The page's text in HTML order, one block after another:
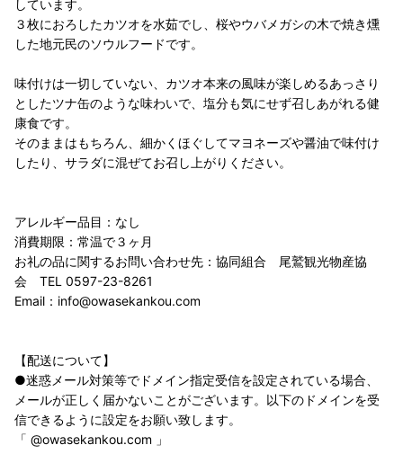
しています。
３枚におろしたカツオを水茹でし、桜やウバメガシの木で焼き燻
した地元民のソウルフードです。
味付けは一切していない、カツオ本来の風味が楽しめるあっさり
としたツナ缶のような味わいで、塩分も気にせず召しあがれる健
康食です。
そのままはもちろん、細かくほぐしてマヨネーズや醤油で味付け
したり、サラダに混ぜてお召し上がりください。
アレルギー品目：なし
消費期限：常温で３ヶ月
お礼の品に関するお問い合わせ先：協同組合 尾鷲観光物産協
会 TEL 0597-23-8261
Email：info@owasekankou.com
【配送について】
●迷惑メール対策等でドメイン指定受信を設定されている場合、
メールが正しく届かないことがございます。以下のドメインを受
信できるように設定をお願い致します。
「 @owasekankou.com 」